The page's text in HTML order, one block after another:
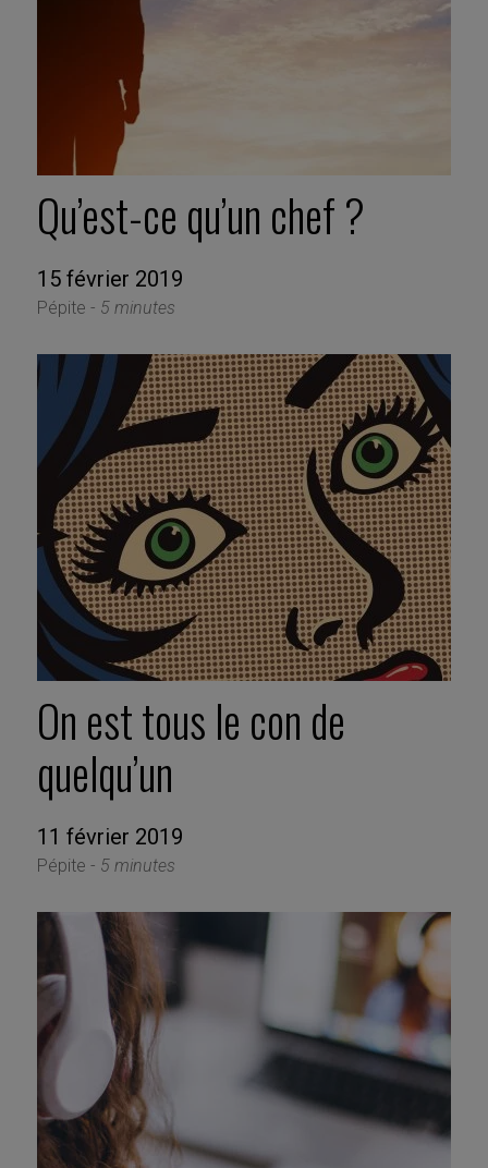
Qu’est-ce qu’un chef ?
15 février 2019
Pépite - 5 minutes
On est tous le con de
quelqu’un
11 février 2019
Pépite - 5 minutes